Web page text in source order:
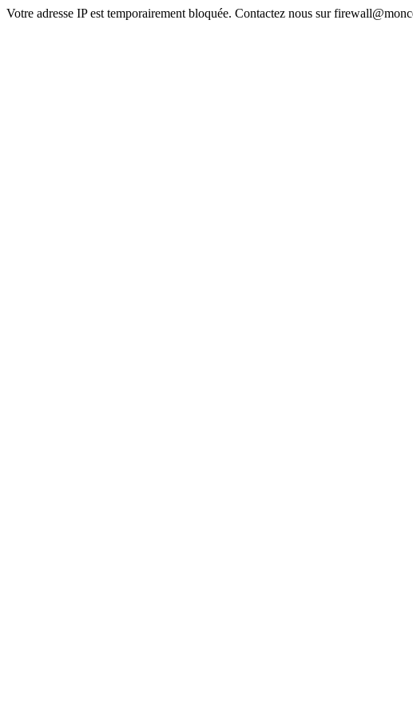
Votre adresse IP est temporairement bloquée. Contactez nous sur